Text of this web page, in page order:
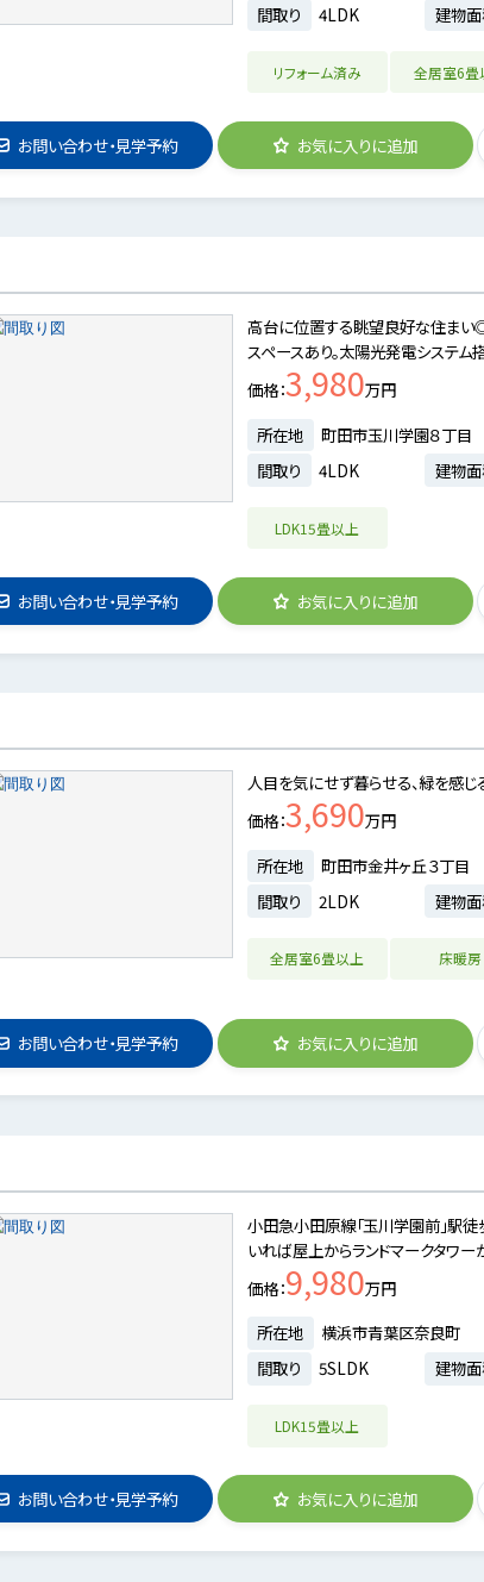
間取り
4LDK 建物
リフォーム済み 全居室6畳
お問い合わせ・見学予約 お気に入りに追加
高台に位置する眺望良好な住まい
スペースあり。太陽光発電システム
価格 3,980万円
所在地
町田市玉川学園８丁目
間取り
4LDK 建物
LDK15畳以上
お問い合わせ・見学予約 お気に入りに追加
人目を気にせず暮らせる、緑を感
価格 3,690万円
所在地
町田市金井ヶ丘３丁目
間取り
2LDK 建物
全居室6畳以上 床暖房
お問い合わせ・見学予約 お気に入りに追加
小田急小田原線「玉川学園前」駅
いれば屋上からランドマークタワ
価格 9,980万円
所在地
横浜市青葉区奈良町
間取り
5SLDK 建物
LDK15畳以上
お問い合わせ・見学予約 お気に入りに追加